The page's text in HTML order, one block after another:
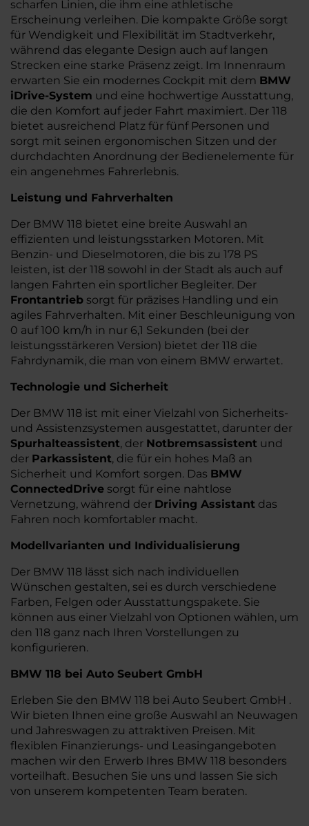
scharfen Linien, die ihm eine athletische
Erscheinung verleihen. Die kompakte Größe sorgt
für Wendigkeit und Flexibilität im Stadtverkehr,
während das elegante Design auch auf langen
Strecken eine starke Präsenz zeigt. Im Innenraum
erwarten Sie ein modernes Cockpit mit dem BMW
iDrive-System und eine hochwertige Ausstattung,
die den Komfort auf jeder Fahrt maximiert. Der 118
bietet ausreichend Platz für fünf Personen und
sorgt mit seinen ergonomischen Sitzen und der
durchdachten Anordnung der Bedienelemente für
ein angenehmes Fahrerlebnis.
Leistung und Fahrverhalten
Der BMW 118 bietet eine breite Auswahl an
effizienten und leistungsstarken Motoren. Mit
Benzin- und Dieselmotoren, die bis zu 178 PS
leisten, ist der 118 sowohl in der Stadt als auch auf
langen Fahrten ein sportlicher Begleiter. Der
Frontantrieb sorgt für präzises Handling und ein
agiles Fahrverhalten. Mit einer Beschleunigung von
0 auf 100 km/h in nur 6,1 Sekunden (bei der
leistungsstärkeren Version) bietet der 118 die
Fahrdynamik, die man von einem BMW erwartet.
Technologie und Sicherheit
Der BMW 118 ist mit einer Vielzahl von Sicherheits-
und Assistenzsystemen ausgestattet, darunter der
Spurhalteassistent, der Notbremsassistent und
der Parkassistent, die für ein hohes Maß an
Sicherheit und Komfort sorgen. Das BMW
ConnectedDrive sorgt für eine nahtlose
Vernetzung, während der Driving Assistant das
Fahren noch komfortabler macht.
Modellvarianten und Individualisierung
Der BMW 118 lässt sich nach individuellen
Wünschen gestalten, sei es durch verschiedene
Farben, Felgen oder Ausstattungspakete. Sie
können aus einer Vielzahl von Optionen wählen, um
den 118 ganz nach Ihren Vorstellungen zu
konfigurieren.
BMW 118 bei Auto Seubert GmbH
Erleben Sie den BMW 118 bei Auto Seubert GmbH .
Wir bieten Ihnen eine große Auswahl an Neuwagen
und Jahreswagen zu attraktiven Preisen. Mit
flexiblen Finanzierungs- und Leasingangeboten
machen wir den Erwerb Ihres BMW 118 besonders
vorteilhaft. Besuchen Sie uns und lassen Sie sich
von unserem kompetenten Team beraten.